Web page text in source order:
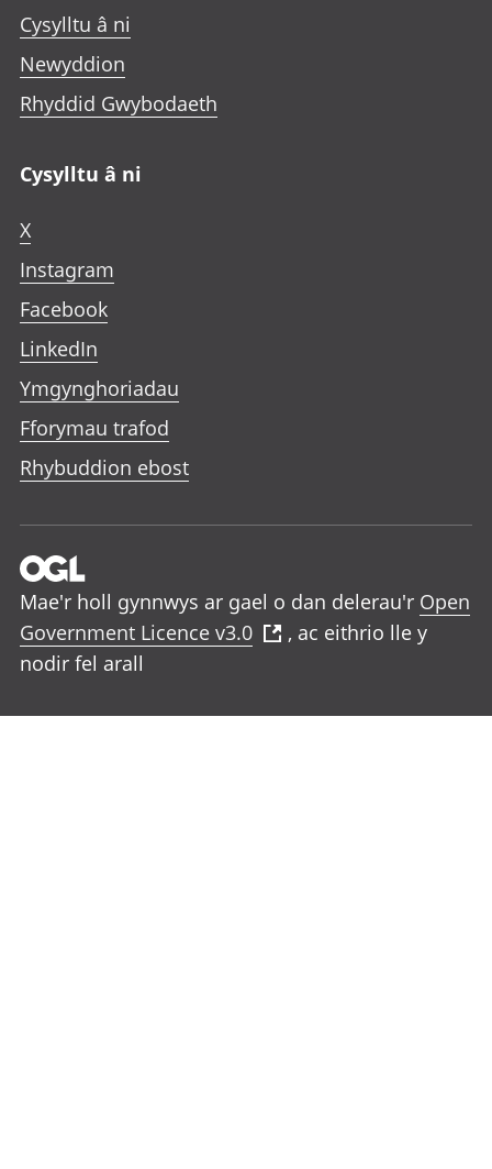
Cysylltu â ni
Newyddion
Rhyddid Gwybodaeth
Cysylltu â ni
X
Instagram
Facebook
LinkedIn
Ymgynghoriadau
Fforymau trafod
Rhybuddion ebost
Mae'r holl gynnwys ar gael o dan delerau'r Open
Government Licence v3.0
, ac eithrio lle y
nodir fel arall